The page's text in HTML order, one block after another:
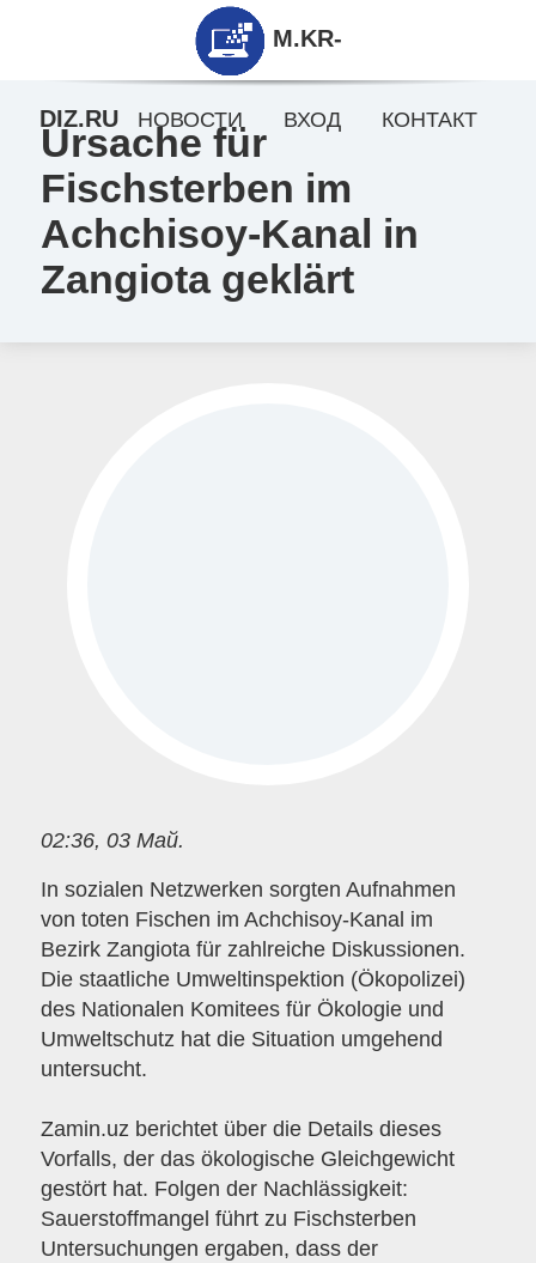
Ursache für
Fischsterben im
Achchisoy-Kanal in
Zangiota geklärt
02:36, 03 Май.
In sozialen Netzwerken sorgten Aufnahmen
von toten Fischen im Achchisoy-Kanal im
Bezirk Zangiota für zahlreiche Diskussionen.
Die staatliche Umweltinspektion (Ökopolizei)
des Nationalen Komitees für Ökologie und
Umweltschutz hat die Situation umgehend
untersucht.
Zamin.uz berichtet über die Details dieses
Vorfalls, der das ökologische Gleichgewicht
gestört hat. Folgen der Nachlässigkeit:
Sauerstoffmangel führt zu Fischsterben
Untersuchungen ergaben, dass der
M.KR-
DIZ.RU НОВОСТИ ВХОД КОНТАКТ